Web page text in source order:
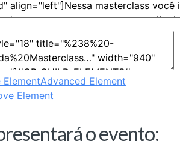
ElementAdvanced Element
Element
o evento: